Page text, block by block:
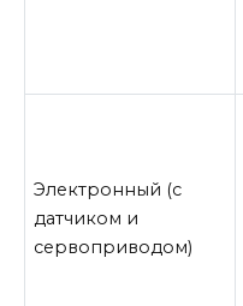
Электронный (с
датчиком и
сервоприводом)